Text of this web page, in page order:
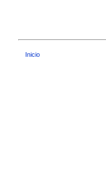
Inicio